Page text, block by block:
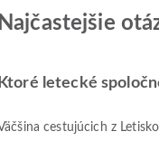
Najčastejšie
Ktoré letecké
Väčšina cestujúcich z